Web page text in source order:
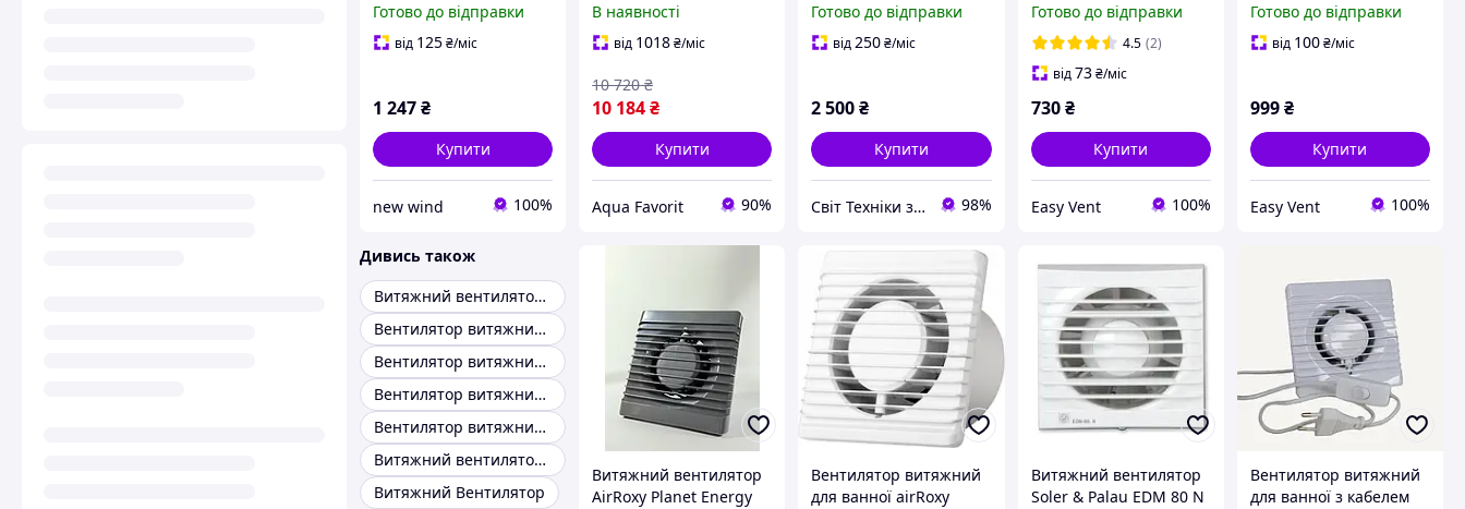
80 ТS 01-056
Готово до відправки
від 125₴/міс
1 247₴
Купити
new wind 100%
В наявності
від 1018₴/міс
10 184₴
10 720 ₴
Купити
Aqua Favorit 90%
м3/год, Amazon
Готово до відправки
від250₴/міс
2 500₴
Купити
Свiт Технiки з Європи 98%
Готово до відправки
4.5 (2)
від73 ₴/міс
730 ₴
Купити
Easy Vent 100%
Готово до відправки
від 100₴/міс
999₴
Купити
Easy Vent 100%
Дивись також
Витяжний вентилятор прихованого монтажу
Вентилятор витяжний 200 мм
Вентилятор витяжний 120 мм
Вентилятор витяжний 80мм
Вентилятор витяжний 90мм
Витяжний вентилятор 100 мм
Витяжний Вентилятор
Витяжний вентилятор
AirRoxy Planet Energy
Вентилятор витяжний
для ванної airRoxy
Витяжний вентилятор
Soler & Palau EDM 80 N
Вентилятор витяжний
для ванної з кабелем